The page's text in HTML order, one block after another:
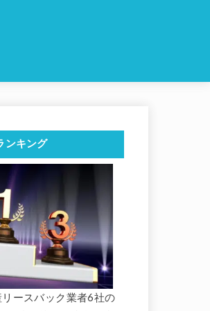
ンキング
ースバック業者6社の